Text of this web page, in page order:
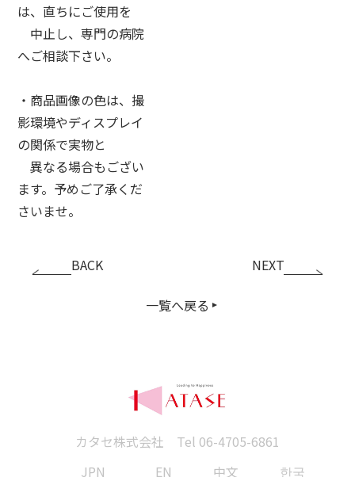
は、直ちにご使用を
中止し、専門の病院
へご相談下さい。
・商品画像の色は、撮
影環境やディスプレイ
の関係で実物と
異なる場合もござい
ます。予めご了承くだ
さいませ。
BACK
一覧へ戻る
NEXT
カタセ株式会社 Tel 06-4705-6861
JPN
EN 中文 한국